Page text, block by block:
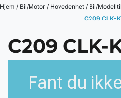
Hjem / Bil/Motor / Hovedenhet / Bil/
C209 CLK-
C209 CLK-
Fant du